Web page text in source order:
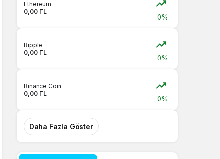
Ethereum
0,00 TL
0%
Ripple
0,00 TL
0%
Binance Coin
0,00 TL
0%
Daha Fazla Göster